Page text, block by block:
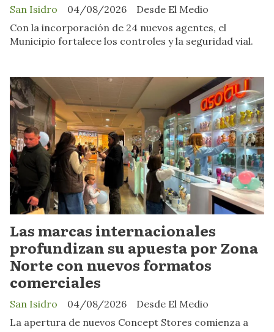
Desde El Medio
San Isidro
04/08/2026
Con la incorporación de 24 nuevos agentes, el
Municipio fortalece los controles y la seguridad vial.
Las marcas internacionales
profundizan su apuesta por Zona
Norte con nuevos formatos
comerciales
Desde El Medio
San Isidro
04/08/2026
La apertura de nuevos Concept Stores comienza a